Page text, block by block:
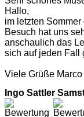
Hallo,
im letzten
Besuch hat uns
anschaulich das
sich auf jeden Fall
Viele Grüße Marco
Ingo Sattler